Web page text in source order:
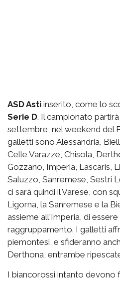
ASD Asti inserito, come lo
Serie D. Il campionato
settembre, nel weekend del
galletti sono Alessandria,
Celle Varazze, Chisola,
Gozzano, Imperia, Lascaris,
Saluzzo, Sanremese, Sestri
ci sarà quindi il Varese, con
Ligorna, la Sanremese e la
assieme all'Imperia, di
raggruppamento. I galletti
piemontesi, e sfideranno
Derthona, entrambe
I biancorossi intanto devono